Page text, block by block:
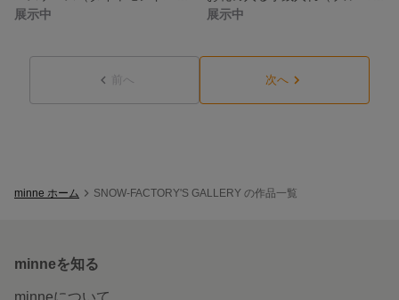
展示中
展示中
前へ 次へ
minne ホーム SNOW-FACTORY'S GALLERY の作品一覧
minneを知る
minneについて